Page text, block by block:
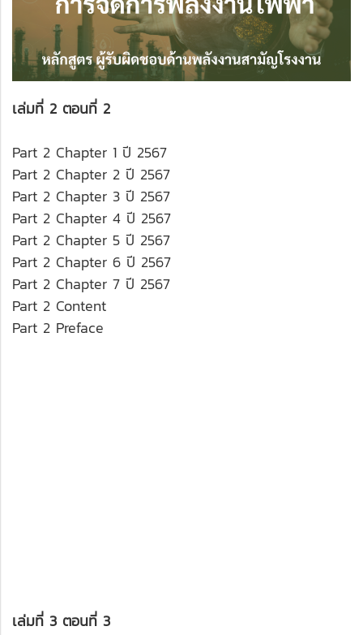
เล่มที่ 2 ตอนที่ 2
Part 2 Chapter 1 ปี 2567
Part 2 Chapter 2 ปี 2567
Part 2 Chapter 3 ปี 2567
Part 2 Chapter 4 ปี 2567
Part 2 Chapter 5 ปี 2567
Part 2 Chapter 6 ปี 2567
Part 2 Chapter 7 ปี 2567
Part 2 Content
Part 2 Preface
เล่มที่ 3 ตอนที่ 3